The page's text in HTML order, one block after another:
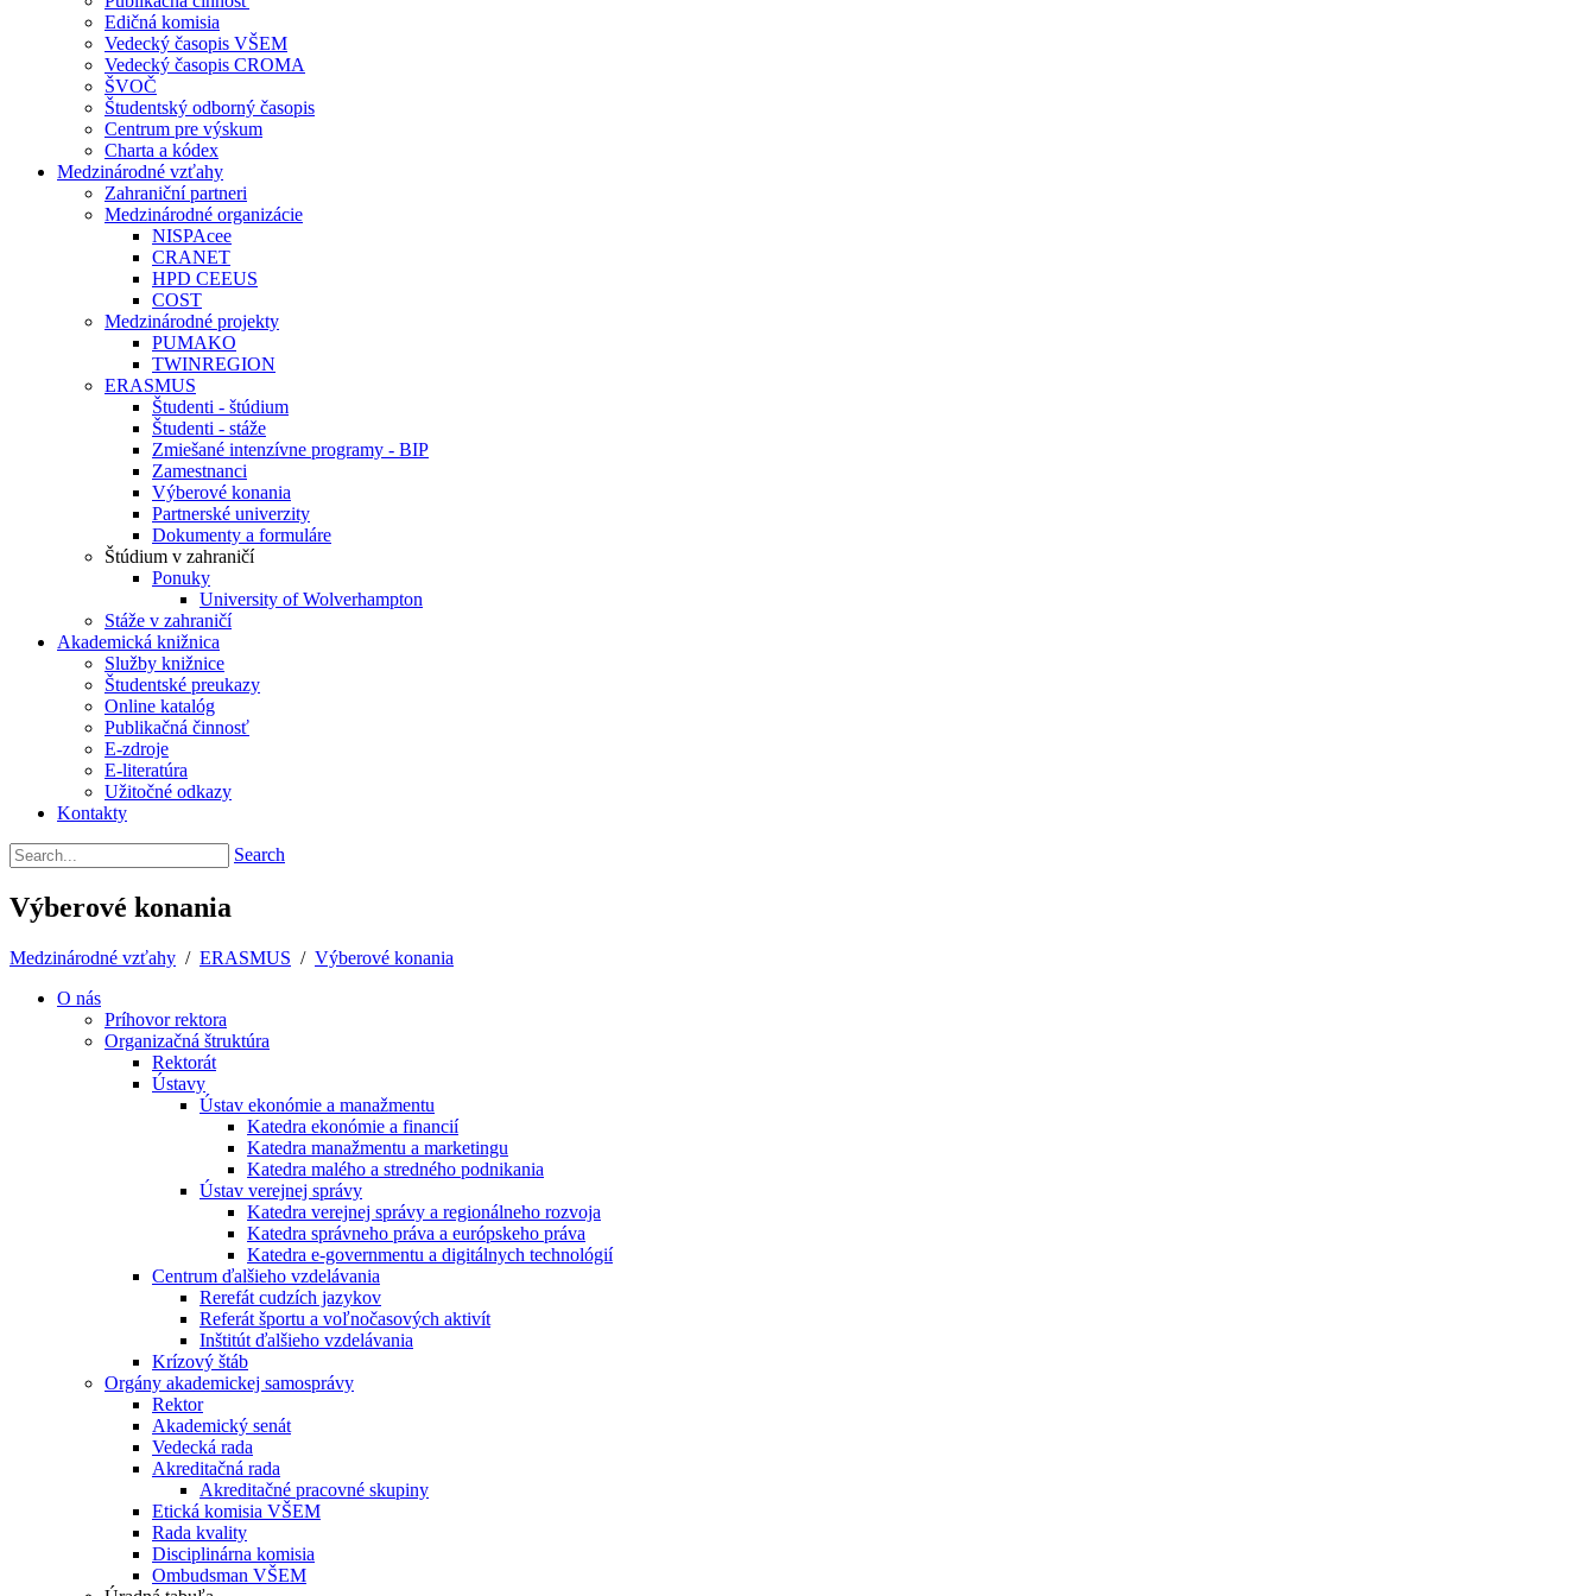
Edičná komisia
Vedecký časopis VŠEM
Vedecký časopis CROMA
ŠVOČ
Študentský odborný časopis
Centrum pre výskum
Charta a kódex
Medzinárodné vzťahy
Zahraniční partneri
Medzinárodné organizácie
NISPAcee
CRANET
HPD CEEUS
COST
Medzinárodné projekty
PUMAKO
TWINREGION
ERASMUS
Študenti - štúdium
Študenti - stáže
Zmiešané intenzívne programy - BIP
Zamestnanci
Výberové konania
Partnerské univerzity
Dokumenty a formuláre
Štúdium v zahraničí
Ponuky
University of Wolverhampton
Stáže v zahraničí
Akademická knižnica
Služby knižnice
Študentské preukazy
Online katalóg
Publikačná činnosť
E-zdroje
E-literatúra
Užitočné odkazy
Kontakty
Search
Výberové konania
Medzinárodné vzťahy / ERASMUS / Výberové konania
O nás
Príhovor rektora
Organizačná štruktúra
Rektorát
Ústavy
Ústav ekonómie a manažmentu
Katedra ekonómie a financií
Katedra manažmentu a marketingu
Katedra malého a stredného podnikania
Ústav verejnej správy
Katedra verejnej správy a regionálneho rozvoja
Katedra správneho práva a európskeho práva
Katedra e-governmentu a digitálnych technológií
Centrum ďalšieho vzdelávania
Rerefát cudzích jazykov
Referát športu a voľnočasových aktivít
Inštitút ďalšieho vzdelávania
Krízový štáb
Orgány akademickej samosprávy
Rektor
Akademický senát
Vedecká rada
Akreditačná rada
Akreditačné pracovné skupiny
Etická komisia VŠEM
Rada kvality
Disciplinárna komisia
Ombudsman VŠEM